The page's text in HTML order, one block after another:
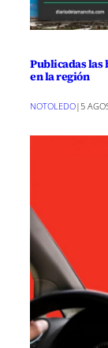
Publicadas las
en la región
NOTOLEDO|5